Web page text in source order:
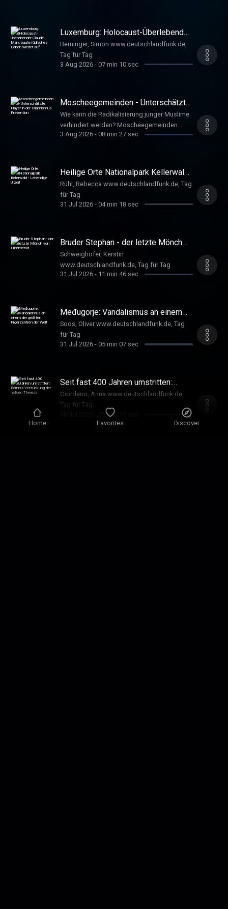
Home Favorites Discover
Luxemburg: Holocaust-Überlebender
Claude Marx baute jüdisches Leben
wieder auf
Berninger, Simon www.deutschlandfunk.de,
Tag für Tag
3 Aug 2026- 07 min 10 sec
Moscheegemeinden - Unterschätzte
Player in der Islamismus-Prävention
Wie kann die Radikalisierung junger Muslime
verhindert werden? Moscheegemeinden
spielen bei der Prävention eine wichtige Rolle
ist weder illiberal noch radikal. Meyer, Luisa
www.deutschlandfunk.de, Tag für Tag
3 Aug 2026- 08 min 27 sec
Heilige Orte Nationalpark Kellerwald
- Lebendige Urzeit
Rühl, Rebecca www.deutschlandfunk.de, Tag
für Tag
31 Jul 2026- 04 min 18 sec
Bruder Stephan - der letzte Mönch
von Himmerod
Schweighöfer, Kerstin
www.deutschlandfunk.de, Tag für Tag
31 Jul 2026- 11 min 46 sec
Međugorje: Vandalismus an einem
der größten Pilgerzentren der Welt
Soos, Oliver www.deutschlandfunk.de, Tag
für Tag
31 Jul 2026- 05 min 07 sec
Seit fast 400 Jahren umstritten:
Berninis Verzückung der heiligen
Theresa
Giordano, Anna www.deutschlandfunk.de,
Tag für Tag
05 min 17 sec